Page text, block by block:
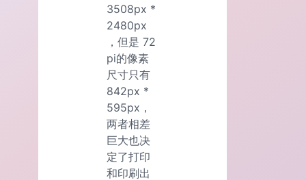
3508px *
2480px
，但是 72
pi的像素
尺寸只有
842px *
595px，
两者相差
巨大也决
定了打印
和印刷出